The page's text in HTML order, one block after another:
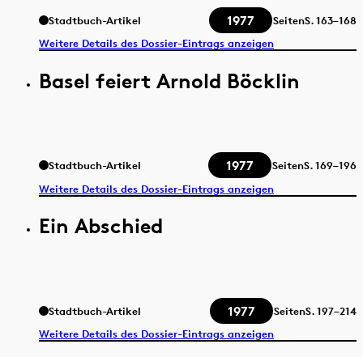
Stadtbuch-Artikel 1977 SeitenS.163–168
Weitere Details des Dossier-Eintrags anzeigen
Basel feiert Arnold Böcklin
Stadtbuch-Artikel 1977 SeitenS.169–196
Weitere Details des Dossier-Eintrags anzeigen
Ein Abschied
Stadtbuch-Artikel 1977 SeitenS.197–214
Weitere Details des Dossier-Eintrags anzeigen